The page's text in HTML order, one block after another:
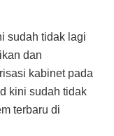
sudah tidak lagi
dan
kabinet pada
kini sudah tidak
terbaru di